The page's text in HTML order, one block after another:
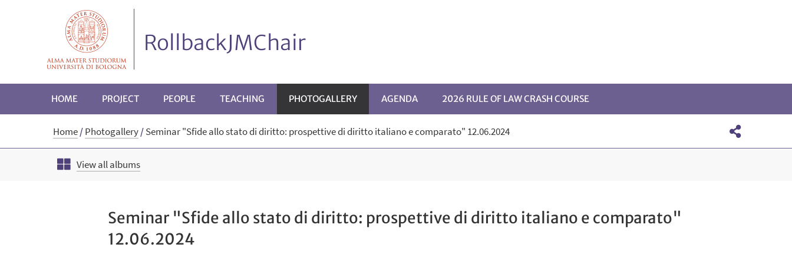
RollbackJMChair
HOME PROJECT PEOPLE TEACHING PHOTOGALLERY AGENDA 2026 RULE OF LAW CRASH COURSE
Home/Photogallery/Seminar "Sfide allo stato di diritto: prospettive di diritto italiano e comparato" 12.06.2024
View all albums
Seminar "Sfide allo stato di diritto: prospettive di diritto italiano e comparato"
12.06.2024